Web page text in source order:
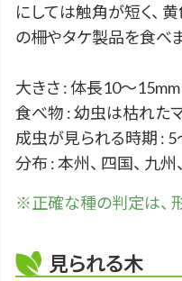
にしては触角が短く、
の柵やタケ製品を食べま
大きさ : 体長10～15mm
食べ物 : 幼虫は枯れた
成虫が見られる時期 : 5
分布 : 本州、 四国、 九
※正確な種の判定は、
見られる木